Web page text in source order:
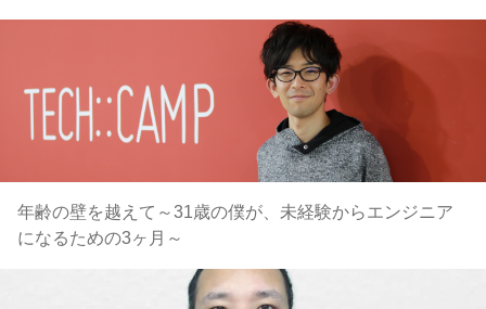
年齢の壁を越えて～31歳の僕が、未経験からエンジニア
になるための3ヶ月～